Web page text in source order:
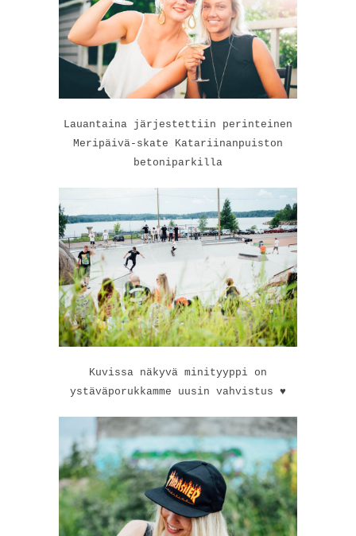
Lauantaina järjestettiin perinteinen
Meripäivä-skate Katariinanpuiston
betoniparkilla
Kuvissa näkyvä minityyppi on
ystäväporukkamme uusin vahvistus ♥